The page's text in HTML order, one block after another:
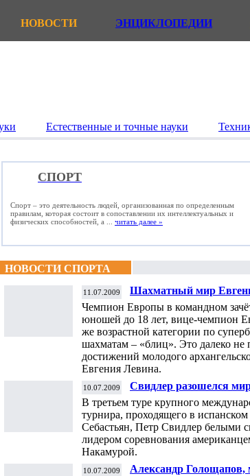
НОВОСТИ ЭНЦИКЛОПЕДИИ
Естественные и точные науки
СПОРТ
Спорт – это деятельность людей, организованная по определенным
правилам, которая состоит в сопоставлении их интеллектуальных и
физических способностей, а ... читать далее »
НОВОСТИ СПОРТА
11.07.2009
Шахматный мир
Чемпион Европы в командном
юношей до 18 лет, вице-чемпион
же возрастной категории по
шахматам – «блиц». Это далеко не
достижений молодого
Евгения Левина.
10.07.2009
Свидлер разошелся
В третьем туре крупного
турнира, проходящего в
Себастьян, Петр Свидлер белыми
лидером соревнования
Накамурой.
10.07.2009
Александр Голощапов,